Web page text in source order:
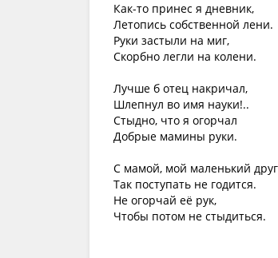
Как-то принес я дневник,
Летопись собственной лени.
Руки застыли на миг,
Скорбно легли на колени.
Лучше б отец накричал,
Шлепнул во имя науки!..
Стыдно, что я огорчал
Добрые мамины руки.
С мамой, мой маленький
Так поступать не годится.
Не огорчай её рук,
Чтобы потом не стыдиться.